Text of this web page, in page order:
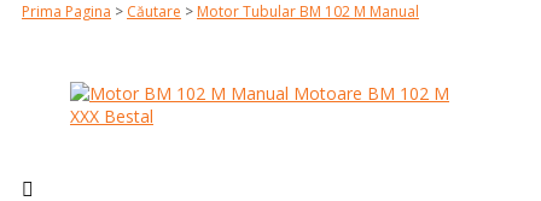
Prima Pagina > Căutare > Motor Tubular BM 102 M Manual